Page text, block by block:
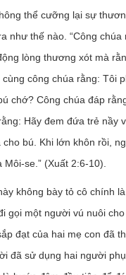
thể cưỡng lại sự
như thế nào. “Công chúa
lòng thương xót mà
công chúa rằng: Tôi
chớ? Công chúa đáp
Hãy đem đứa trẻ nầy
bú. Khi lớn khôn rồi,
se.” (Xuất 2:6-10).
không bày tỏ cô chính
gọi một người vú nuôi cho
đạt của hai mẹ con đã
đã sử dụng hai người